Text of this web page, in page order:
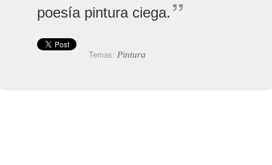
poesía pintura ciega.
Temas: Pintura